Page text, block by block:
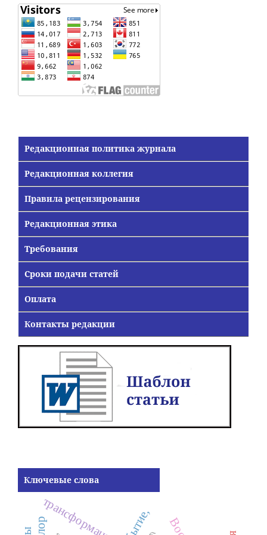
Редакционная политика журнала
Редакционная коллегия
Правила рецензирования
Редакционная этика
Требования
Сроки подачи статей
Оплата
Контакты редакции
Ключевые слова
трансформация